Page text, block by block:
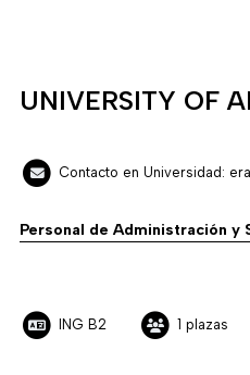
UNIVERSITY OF
Contacto en Universidad:
Personal de Administración y
ING B2 1 plazas